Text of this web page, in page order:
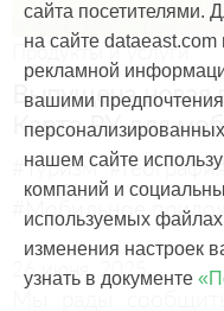
Продукты и услуги
Выпущена новая
Карта РУ для
#Туризм
#Мобильное
26 июня, 2025
сайта посетителями.
на сайте dataeast.com
рекламной
вашими
нашем сайте
компаний и
используемых
изменения настроек
узнать в документе